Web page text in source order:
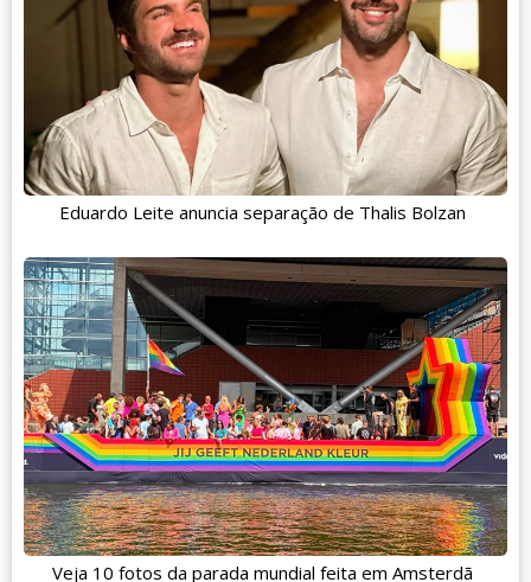
Eduardo Leite anuncia separação de Thalis Bolzan
Veja 10 fotos da parada mundial feita em Amsterdã